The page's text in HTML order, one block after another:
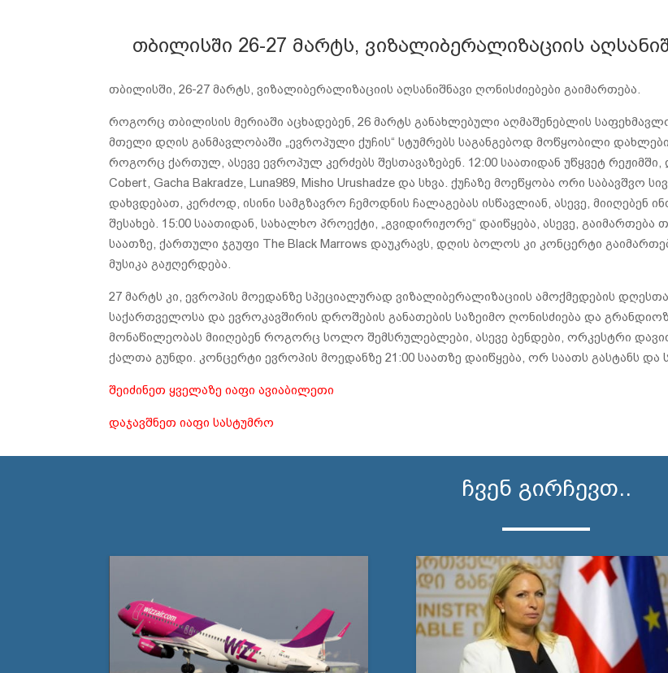
თბილისში 26-27 მარტს, ვიზალიბერალიზაციის
თბილისში, 26-27 მარტს, ვიზალიბერალიზაციის აღსანიშნავი ღონისძიებები გაიმართება.
როგორც თბილისის მერიაში აცხადებენ, 26 მარტს განახლებული აღმაშენებლის
მთელი დღის განმავლობაში „ევროპული ქუჩის“ სტუმრებს საგანგებოდ მოწყობილი
როგორც ქართულ, ასევე ევროპულ კერძებს შესთავაზებენ. 12:00 საათიდან უწყვეტ რეჟიმში,
Cobert, Gacha Bakradze, Luna989, Misho Urushadze და სხვა. ქუჩაზე მოეწყობა ორი საბავშვო
დახვდებათ, კერძოდ, ისინი სამგზავრო ჩემოდნის ჩალაგებას ისწავლიან, ასევე, მიიღებენ
შესახებ. 15:00 საათიდან, სახალხო პროექტი, „გვიდირიჟორე“ დაიწყება, ასევე,
საათზე, ქართული ჯგუფი The Black Marrows დაუკრავს, დღის ბოლოს კი კონცერტი
მუსიკა გაჟღერდება.
27 მარტს კი, ევროპის მოედანზე სპეციალურად ვიზალიბერალიზაციის ამოქმედების
საქართველოსა და ევროკავშირის დროშების განათების საზეიმო ღონისძიება და
მონაწილეობას მიიღებენ როგორც სოლო შემსრულებლები, ასევე ბენდები, ორკესტრი
ქალთა გუნდი. კონცერტი ევროპის მოედანზე 21:00 საათზე დაიწყება, ორ საათს გასტანს
შეიძინეთ ყველაზე იაფი ავიაბილეთი
დაჯავშნეთ იაფი სასტუმრო
ჩვენ გირჩევთ..